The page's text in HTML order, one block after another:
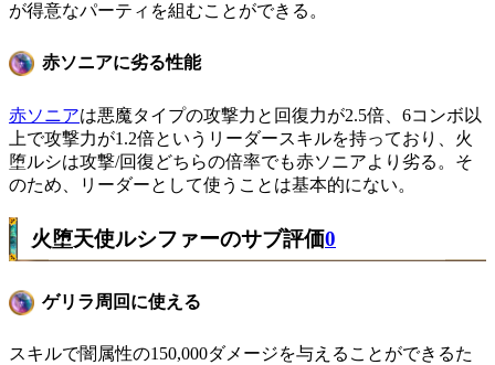
が得意なパーティを組むことができる。
赤ソニアに劣る性能
赤ソニアは悪魔タイプの攻撃力と回復力が2.5倍、6コンボ以
上で攻撃力が1.2倍というリーダースキルを持っており、火
堕ルシは攻撃/回復どちらの倍率でも赤ソニアより劣る。そ
のため、リーダーとして使うことは基本的にない。
火堕天使ルシファーのサブ評価0
ゲリラ周回に使える
スキルで闇属性の150,000ダメージを与えることができるた